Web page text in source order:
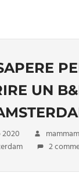
UN
2